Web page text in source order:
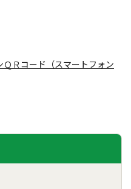
Ｒコード（スマートフォン